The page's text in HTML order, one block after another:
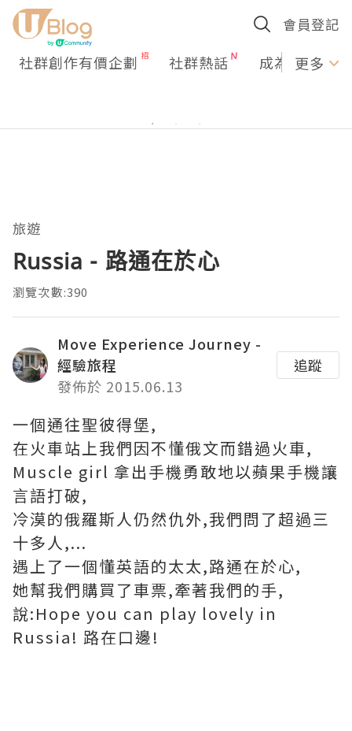
會員登記
社群創作有價企劃 社群熱話 成為U更多
旅遊
Russia - 路通在於心
瀏覽次數:390
Move Experience Journey -
經驗旅程
發佈於 2015.06.13
追蹤
一個通往聖彼得堡,
在火車站上我們因不懂俄文而錯過火車,
Muscle girl 拿出手機勇敢地以蘋果手機讓
言語打破,
冷漠的俄羅斯人仍然仇外,我們問了超過三
十多人,...
遇上了一個懂英語的太太,路通在於心,
她幫我們購買了車票,牽著我們的手,
說:Hope you can play lovely in
Russia! 路在口邊!